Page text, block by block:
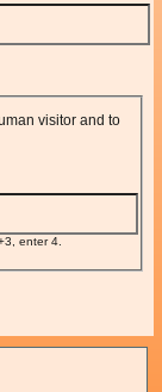
visitor and to
enter 4.